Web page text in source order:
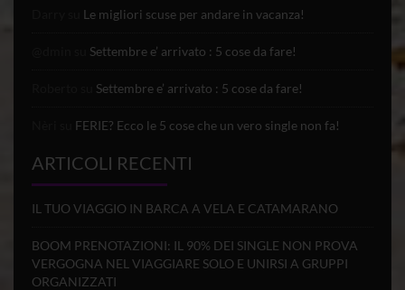
Le migliori scuse per andare in vacanza!
Settembre e’ arrivato : 5 cose da fare!
Settembre e’ arrivato : 5 cose da fare!
FERIE? Ecco le 5 cose che un vero single non fa!
ARTICOLI RECENTI
IL TUO VIAGGIO IN BARCA A VELA E CATAMARANO
BOOM PRENOTAZIONI: IL 90% DEI SINGLE NON PROVA
VERGOGNA NEL VIAGGIARE SOLO E UNIRSI A GRUPPI
ORGANIZZATI